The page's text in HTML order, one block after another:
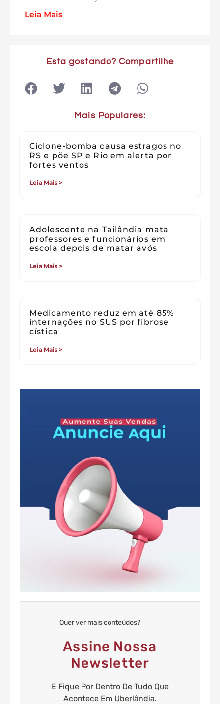
Leia Mais
Esta gostando? Compartilhe
Mais Populares:
Ciclone-bomba causa estragos no
RS e põe SP e Rio em alerta por
fortes ventos
Leia Mais >
Adolescente na Tailândia mata
professores e funcionários em
escola depois de matar avós
Leia Mais >
Medicamento reduz em até 85%
internações no SUS por fibrose
cística
Leia Mais >
Quer ver mais conteúdos?
Assine Nossa
Newsletter
E Fique Por Dentro De Tudo Que
Acontece Em Uberlândia.